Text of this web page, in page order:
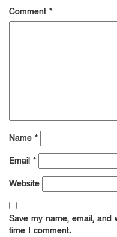
Comment *
Name *
Email *
Website
Save my name, email,
time I comment.